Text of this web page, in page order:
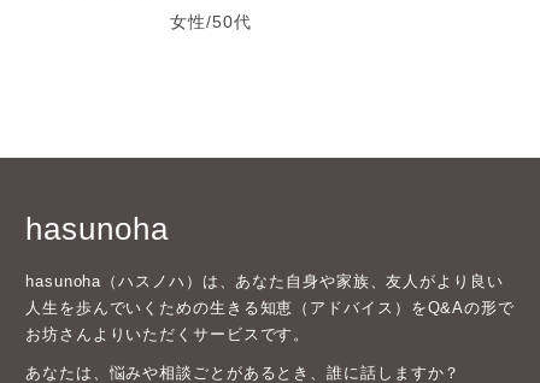
女性/50代
hasunoha
hasunoha（ハスノハ）は、あなた自身や家族、友人がより良い
人生を歩んでいくための生きる知恵（アドバイス）をQ&Aの形で
お坊さんよりいただくサービスです。
あなたは、悩みや相談ごとがあるとき、誰に話しますか？